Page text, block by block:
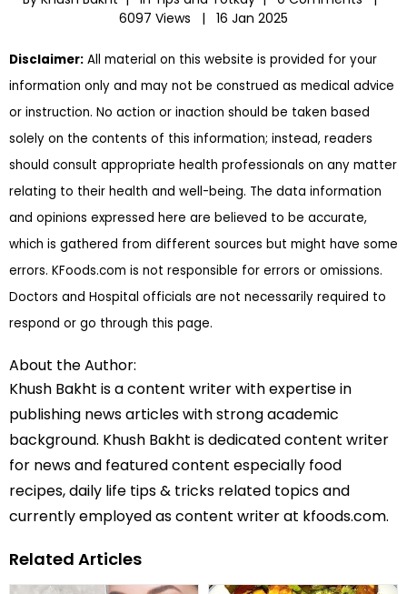
6097 Views |
16 Jan 2025
Disclaimer: All material on this website is provided for your
information only and may not be construed as medical advice
or instruction. No action or inaction should be taken based
solely on the contents of this information; instead, readers
should consult appropriate health professionals on any matter
relating to their health and well-being. The data information
and opinions expressed here are believed to be accurate,
which is gathered from different sources but might have some
errors. KFoods.com is not responsible for errors or omissions.
Doctors and Hospital officials are not necessarily required to
respond or go through this page.
About the Author:
Khush Bakht is a content writer with expertise in
publishing news articles with strong academic
background. Khush Bakht is dedicated content writer
for news and featured content especially food
recipes, daily life tips & tricks related topics and
currently employed as content writer at kfoods.com.
Related Articles